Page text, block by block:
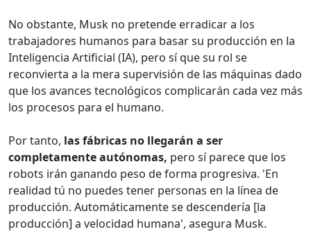
No obstante, Musk no pretende erradicar a los
trabajadores humanos para basar su producción en la
Inteligencia Artificial (IA), pero sí que su rol se
reconvierta a la mera supervisión de las máquinas dado
que los avances tecnológicos complicarán cada vez más
los procesos para el humano.
Por tanto, las fábricas no llegarán a ser
completamente autónomas, pero sí parece que los
robots irán ganando peso de forma progresiva. 'En
realidad tú no puedes tener personas en la línea de
producción. Automáticamente se descendería [la
producción] a velocidad humana', asegura Musk.